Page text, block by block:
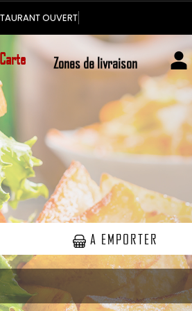
Zones de livraison
A EMPORTER